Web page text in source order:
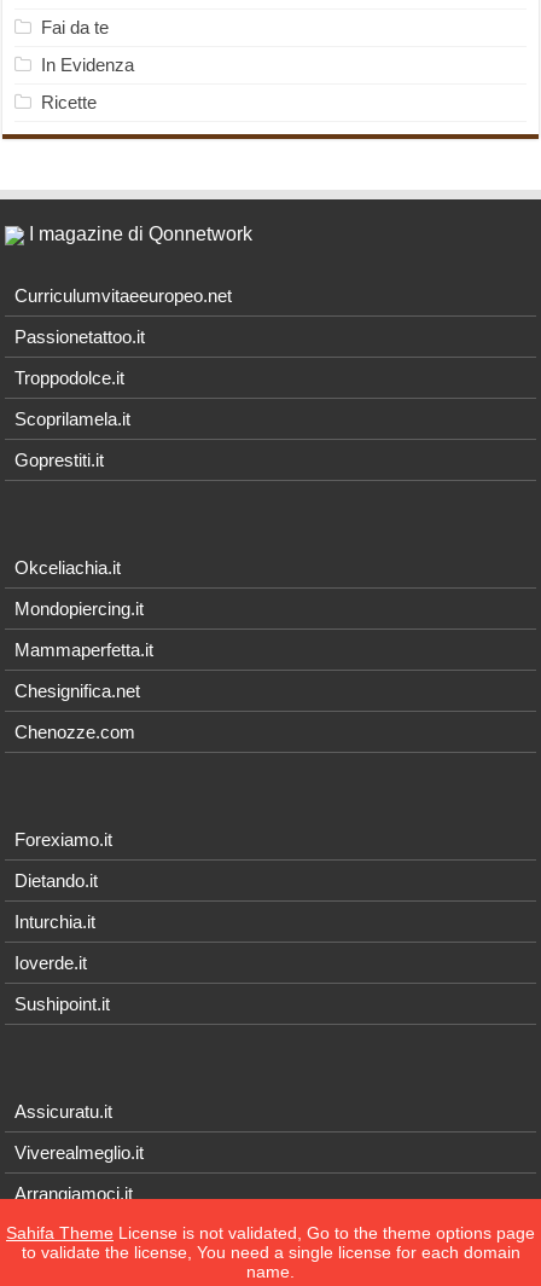
Fai da te
In Evidenza
Ricette
I magazine di Qonnetwork
Curriculumvitaeeuropeo.net
Passionetattoo.it
Troppodolce.it
Scoprilamela.it
Goprestiti.it
Okceliachia.it
Mondopiercing.it
Mammaperfetta.it
Chesignifica.net
Chenozze.com
Forexiamo.it
Dietando.it
Inturchia.it
Ioverde.it
Sushipoint.it
Assicuratu.it
Viverealmeglio.it
Arrangiamoci.it
Tecnichef.it
Sahifa Theme License is not validated, Go to the theme options page
to validate the license, You need a single license for each domain
name.